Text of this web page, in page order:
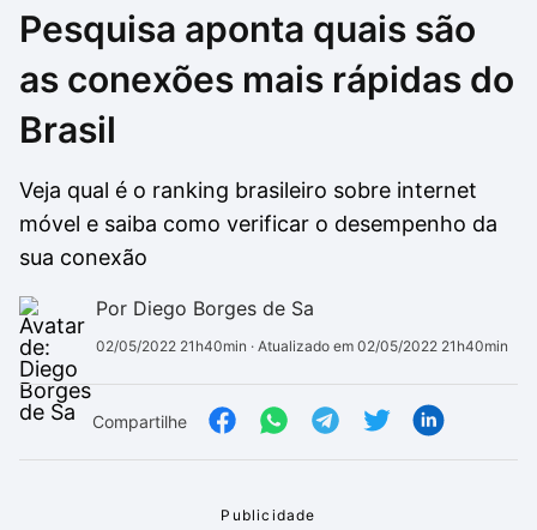
Drivers
Ver mais
Outros
Ver mais
Pesquisa aponta quais são
as conexões mais rápidas do
Brasil
Veja qual é o ranking brasileiro sobre internet
móvel e saiba como verificar o desempenho da
sua conexão
Por Diego Borges de Sa
02/05/2022 21h40min · Atualizado em 02/05/2022 21h40min
Compartilhe